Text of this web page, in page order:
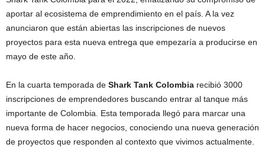
aportar al ecosistema de emprendimiento en el país. A la vez
anunciaron que están abiertas las inscripciones de nuevos
proyectos para esta nueva entrega que empezaría a producirse en
mayo de este año.
En la cuarta temporada de Shark Tank Colombia recibió 3000
inscripciones de emprendedores buscando entrar al tanque más
importante de Colombia. Esta temporada llegó para marcar una
nueva forma de hacer negocios, conociendo una nueva generación
de proyectos que responden al contexto que vivimos actualmente.